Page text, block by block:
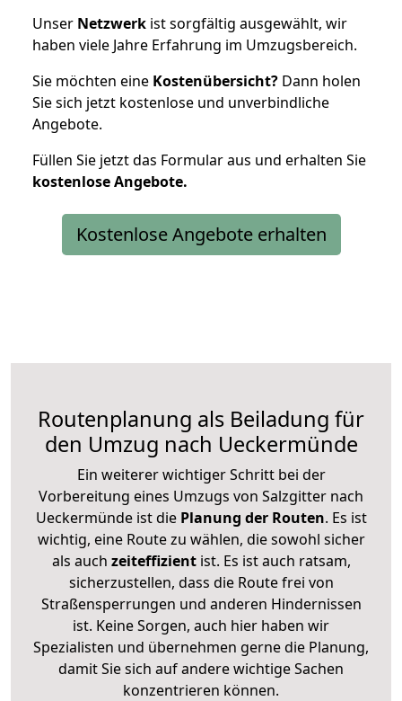
Unser Netzwerk ist sorgfältig ausgewählt, wir
haben viele Jahre Erfahrung im Umzugsbereich.
Sie möchten eine Kostenübersicht? Dann holen
Sie sich jetzt kostenlose und unverbindliche
Angebote.
Füllen Sie jetzt das Formular aus und erhalten Sie
kostenloseAngebote.
Kostenlose Angebote erhalten
Routenplanung als Beiladung für
den Umzug nach Ueckermünde
Ein weiterer wichtiger Schritt bei der
Vorbereitung eines Umzugs von Salzgitter nach
Ueckermünde ist diePlanung der Routen. Es ist
wichtig, eine Route zu wählen, die sowohl sicher
als auch zeiteffizientist. Es ist auch ratsam,
sicherzustellen, dass die Route frei von
Straßensperrungen und anderen Hindernissen
ist. Keine Sorgen, auch hier haben wir
Spezialisten und übernehmen gerne die Planung,
damit Sie sich auf andere wichtige Sachen
konzentrieren können.